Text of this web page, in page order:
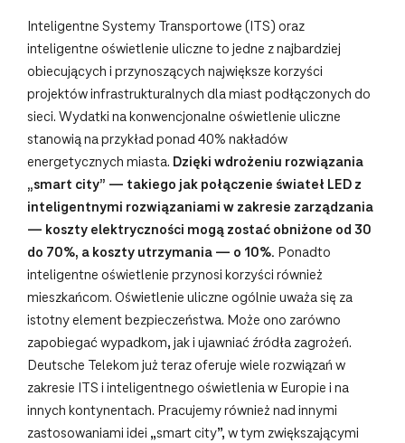
Inteligentne Systemy Transportowe (ITS) oraz
inteligentne oświetlenie uliczne to jedne z najbardziej
obiecujących i przynoszących największe korzyści
projektów infrastrukturalnych dla miast podłączonych do
sieci. Wydatki na konwencjonalne oświetlenie uliczne
stanowią na przykład ponad 40% nakładów
energetycznych miasta. Dzięki wdrożeniu rozwiązania
„smart city” — takiego jak połączenie świateł LED z
inteligentnymi rozwiązaniami w zakresie zarządzania
— koszty elektryczności mogą zostać obniżone od 30
do 70%, a koszty utrzymania — o 10%. Ponadto
inteligentne oświetlenie przynosi korzyści również
mieszkańcom. Oświetlenie uliczne ogólnie uważa się za
istotny element bezpieczeństwa. Może ono zarówno
zapobiegać wypadkom, jak i ujawniać źródła zagrożeń.
Deutsche Telekom już teraz oferuje wiele rozwiązań w
zakresie ITS i inteligentnego oświetlenia w Europie i na
innych kontynentach. Pracujemy również nad innymi
zastosowaniami idei „smart city”, w tym zwiększającymi